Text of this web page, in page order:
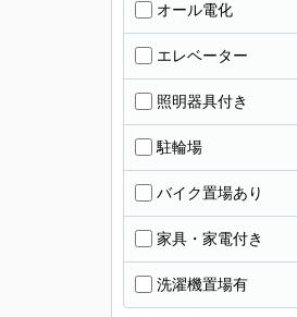
オール電化
エレベーター
照明器具付き
駐輪場
バイク置場あり
家具・家電付き
洗濯機置場有